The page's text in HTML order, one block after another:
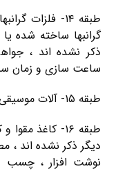
طبقه ۱۴- فلزات
گرانبها ساخته شده
ذكر نشده اند ،
ساعت سازی و زمان
طبقه ۱۵- آلات موسیقی .
طبقه ۱۶- كاغذ
دیگر ذكر نشده اند
نوشت افزار ، چسب